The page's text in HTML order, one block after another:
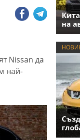
Nissan да
най-
на